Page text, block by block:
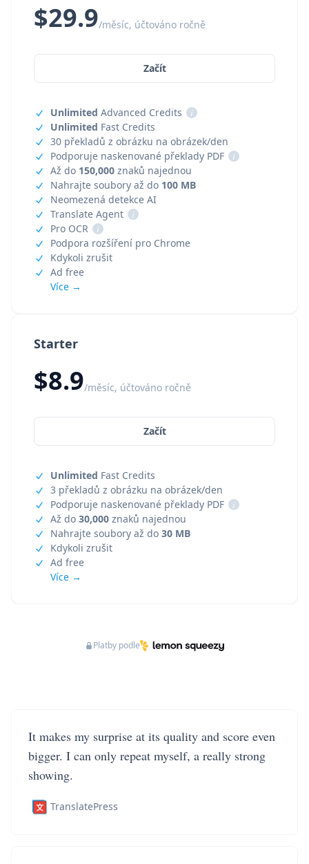
Starter
$8.9/měsíc, účtováno ročně
Začít
Unlimited Fast Credits
3 překladů z obrázku na obrázek/den
Podporuje naskenované překlady PDF
i
Až do 30,000 znaků najednou
Nahrajte soubory až do 30 MB
Kdykoli zrušit
Ad free
Více →
$29.9/měsíc, účtováno ročně
Začít
Unlimited Advanced Credits
i
Unlimited Fast Credits
30 překladů z obrázku na obrázek/den
Podporuje naskenované překlady PDF
i
Až do 150,000 znaků najednou
Nahrajte soubory až do 100 MB
Neomezená detekce AI
Translate Agent
i
Pro OCR
i
Podpora rozšíření pro Chrome
Kdykoli zrušit
Ad free
Více →
Platby podle
It makes my surprise at its quality and score even
bigger. I can only repeat myself, a really strong
showing.
TranslatePress